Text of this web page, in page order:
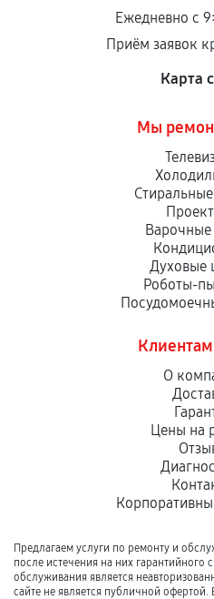
Ежедневно с
Приём заявок
Карта
Мы
Варочные
Духовые
Роботы-
О
Цены на
Предлагаем услуги по ремонту и
после истечения на них гарантийного
обслуживания является
сайте не является публичной